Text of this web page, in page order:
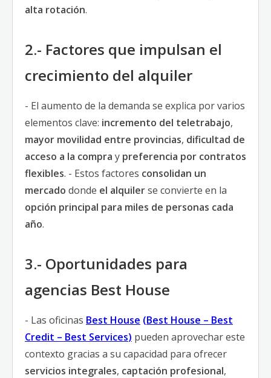
alta rotación.
2.- Factores que impulsan el
crecimiento del alquiler
- El aumento de la demanda se explica por varios
elementos clave: incremento del teletrabajo,
mayor movilidad entre provincias, dificultad de
acceso a la compra y preferencia por contratos
flexibles. - Estos factores consolidan un
mercado donde el alquilerse convierte en la
opción principal para miles de personas cada
año.
3.- Oportunidades para
agencias Best House
- Las oficinas Best House (Best House – Best
Credit – Best Services) pueden aprovechar este
contexto gracias a su capacidad para ofrecer
servicios integrales, captación profesional,